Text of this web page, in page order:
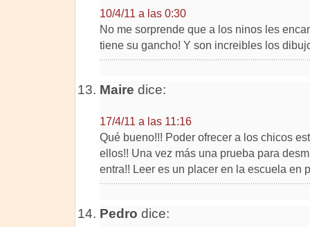
10/4/11 a las 0:30
No me sorprende que a los ninos les
tiene su gancho! Y son increibles los
Maire dice:
17/4/11 a las 11:16
Qué bueno!!! Poder ofrecer a los chicos
ellos!! Una vez más una prueba para
entra!! Leer es un placer en la escuela en
Pedro dice: